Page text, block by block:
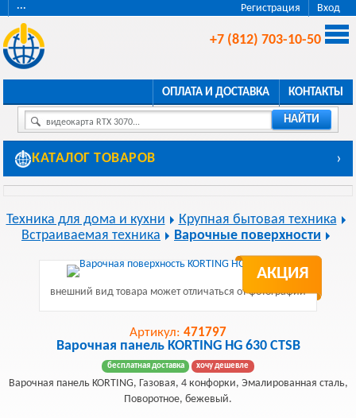
Регистрация Вход
···
+7 (812) 703-10-50
ОПЛАТА И ДОСТАВКА КОНТАКТЫ
видеокарта RTX 3070... НАЙТИ
КАТАЛОГ ТОВАРОВ ›
Техника для дома и кухни
Крупная бытовая техника
Встраиваемая техника
Варочные поверхности
АКЦИЯ
внешний вид товара может отличаться от фотографии
Артикул: 471797
Варочная панель KORTING HG 630 CTSB
бесплатная доставка хочу дешевле
Варочная панель KORTING, Газовая, 4 конфорки, Эмалированная сталь,
Поворотное, бежевый.